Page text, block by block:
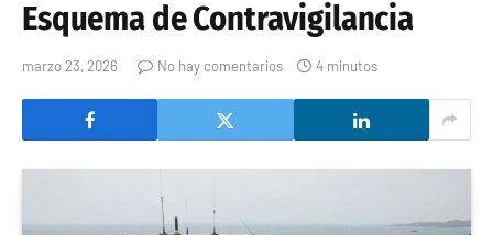
Esquema de Contravigilancia
marzo 23, 2026 No hay comentarios 4 minutos